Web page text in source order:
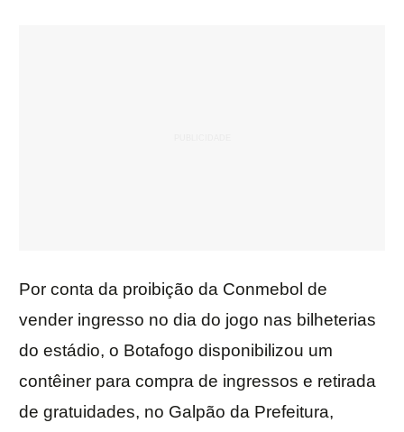
Por conta da proibição da Conmebol de
vender ingresso no dia do jogo nas bilheterias
do estádio, o Botafogo disponibilizou um
contêiner para compra de ingressos e retirada
de gratuidades, no Galpão da Prefeitura,